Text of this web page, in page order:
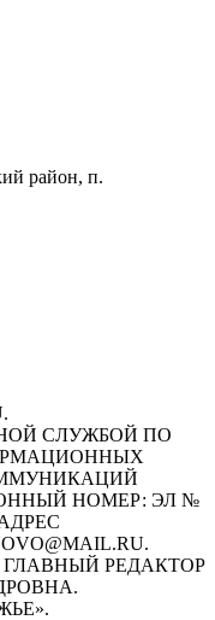
район, п.
СЛУЖБОЙ ПО
НОМЕР: ЭЛ №
ГЛАВНЫЙ РЕДАКТОР